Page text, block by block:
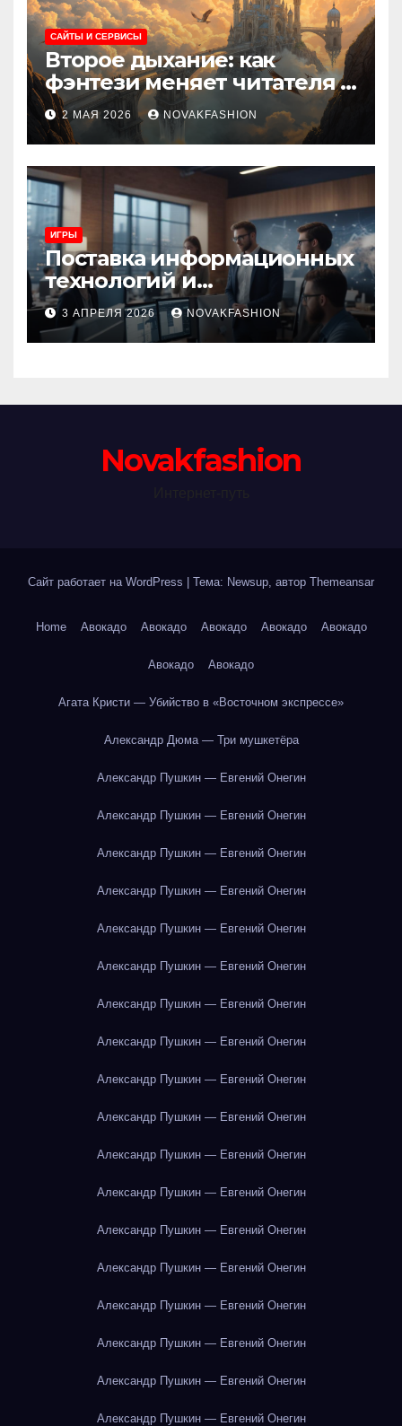
САЙТЫ И СЕРВИСЫ
Второе дыхание: как
фэнтези меняет читателя и
культуру
2 МАЯ 2026 NOVAKFASHION
ИГРЫ
Поставка информационных
технологий и
инновационные решения
3 АПРЕЛЯ 2026 NOVAKFASHION
Novakfashion
Сайт работает на WordPress Тема: Newsup, автор Themeansar
Home Авокадо Авокадо Авокадо Авокадо Авокадо
Авокадо Авокадо
Агата Кристи — Убийство в «Восточном экспрессе»
Александр Дюма — Три мушкетёра
Александр Пушкин — Евгений Онегин
Александр Пушкин — Евгений Онегин
Александр Пушкин — Евгений Онегин
Александр Пушкин — Евгений Онегин
Александр Пушкин — Евгений Онегин
Александр Пушкин — Евгений Онегин
Александр Пушкин — Евгений Онегин
Александр Пушкин — Евгений Онегин
Александр Пушкин — Евгений Онегин
Александр Пушкин — Евгений Онегин
Александр Пушкин — Евгений Онегин
Александр Пушкин — Евгений Онегин
Александр Пушкин — Евгений Онегин
Александр Пушкин — Евгений Онегин
Александр Пушкин — Евгений Онегин
Александр Пушкин — Евгений Онегин
Александр Пушкин — Евгений Онегин
Александр Пушкин — Евгений Онегин